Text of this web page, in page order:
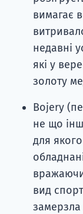
вимагає
недавні
які у
золоту
Bojery
не що
для
вид